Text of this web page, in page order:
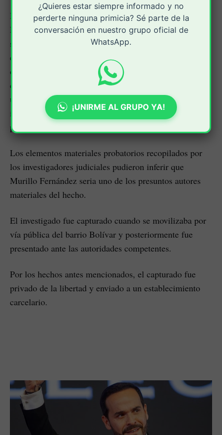
De acuerdo con las autoridades, la captura de Murillo
Fernández quien sería reciclador en condición de calle,
se dio en cumplimiento a una orden judicial que cursa
en su contra por los acontecimientos presentados el 25
de abril de 2023 en el barrio Solidaridad, donde en
complicidad con un segundo actor criminal, llegó hasta
un establecimiento de comidas rápidas y mediante
intimidación con arma de fuego, le hurtan las
pertenencias a las personas que allí departían.
Los elementos materiales probatorios recopilados por
los investigadores judiciales pudieron inferir que
Murillo Fernández seria uno de los presuntos autores
materiales del hecho.
El investigado fue capturado cuando se movilizaba por
vía pública del barrio Bolívar y posteriormente fue
presentado ante las autoridades competentes.
Por los hechos antes mencionados, el capturado fue
privado de la libertad y enviado a un establecimiento
carcelario.
¿Quieres estar siempre informado y no
perderte ninguna primicia? Sé parte de la
conversación en nuestro grupo oficial de
WhatsApp.
¡UNIRME AL GRUPO YA!